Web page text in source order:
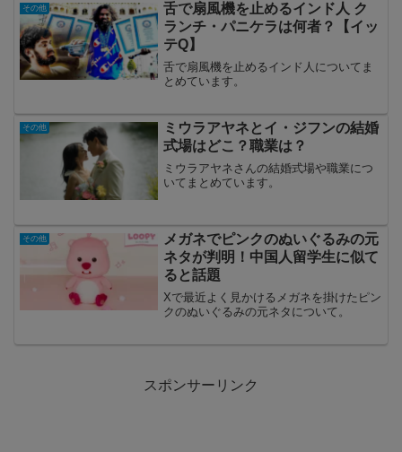
その他
舌で扇風機を止めるインド人 ク
ランチ・パニケラは何者？【イッ
テQ】
舌で扇風機を止めるインド人についてま
とめています。
その他
ミウラアヤネとイ・ジフンの結婚
式場はどこ？職業は？
ミウラアヤネさんの結婚式場や職業につ
いてまとめています。
その他
メガネでピンクのぬいぐるみの元
ネタが判明！中国人留学生に似て
ると話題
Xで最近よく見かけるメガネを掛けたピン
クのぬいぐるみの元ネタについて。
スポンサーリンク